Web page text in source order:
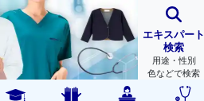
エキスパート
検索
用途・性別
色などで検索